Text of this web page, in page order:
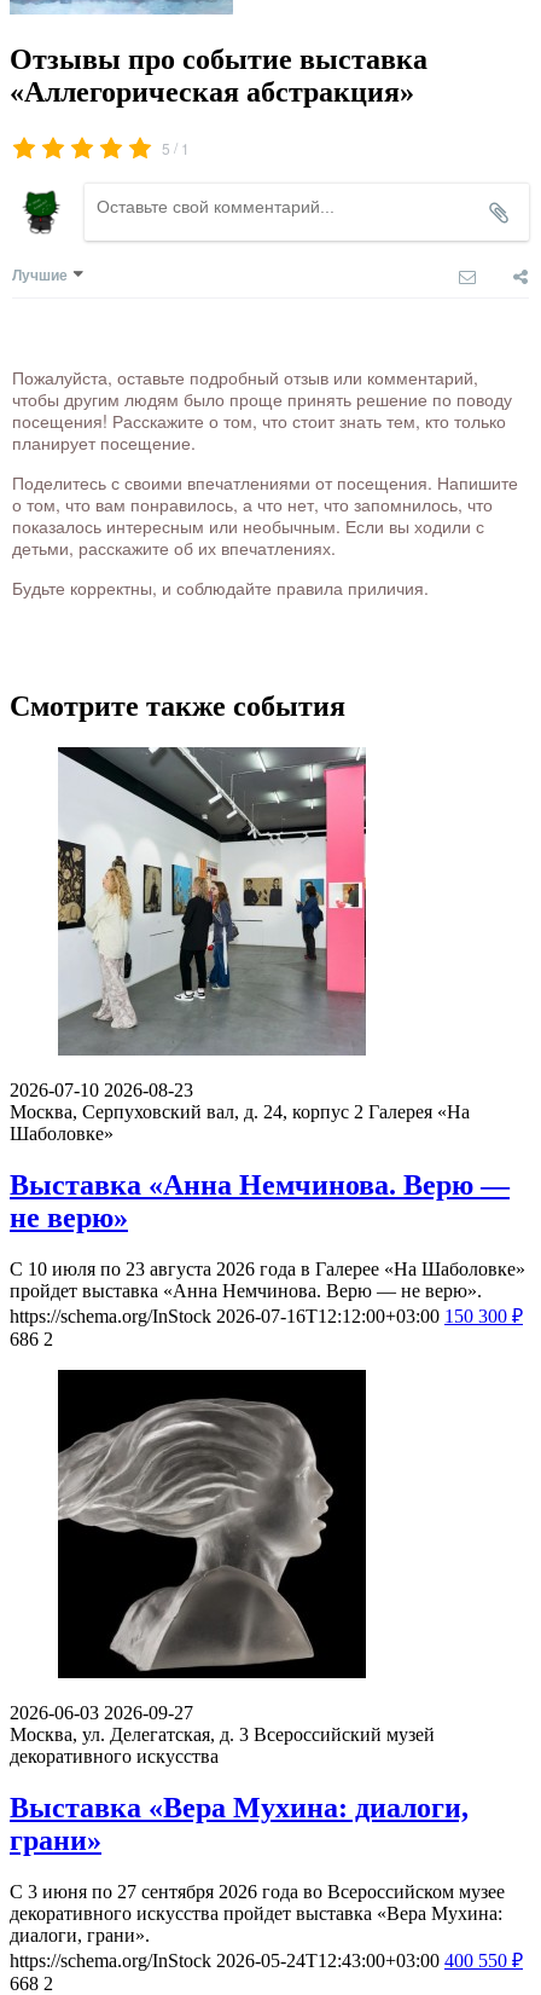
Отзывы про событие выставка
«Аллегорическая абстракция»
5 / 1
Лучшие
Пожалуйста, оставьте подробный отзыв или комментарий,
чтобы другим людям было проще принять решение по поводу
посещения! Расскажите о том, что стоит знать тем, кто только
планирует посещение.
Поделитесь с своими впечатлениями от посещения. Напишите
о том, что вам понравилось, а что нет, что запомнилось, что
показалось интересным или необычным. Если вы ходили с
детьми, расскажите об их впечатлениях.
Будьте корректны, и соблюдайте правила приличия.
Смотрите также события
2026-07-10 2026-08-23
Москва, Серпуховский вал, д. 24, корпус 2 Галерея «На
Шаболовке»
Выставка «Анна Немчинова. Верю —
не верю»
С 10 июля по 23 августа 2026 года в Галерее «На Шаболовке»
пройдет выставка «Анна Немчинова. Верю — не верю».
https://schema.org/InStock 2026-07-16T12:12:00+03:00 150 300 ₽
686 2
2026-06-03 2026-09-27
Москва, ул. Делегатская, д. 3 Всероссийский музей
декоративного искусства
Выставка «Вера Мухина: диалоги,
грани»
С 3 июня по 27 сентября 2026 года во Всероссийском музее
декоративного искусства пройдет выставка «Вера Мухина:
диалоги, грани».
https://schema.org/InStock 2026-05-24T12:43:00+03:00 400 550 ₽
668 2